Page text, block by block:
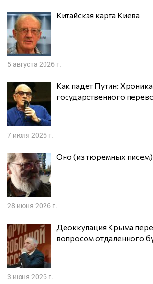
Китайская карта Киева
5 августа 2026 г.
Как падет Путин: Хроника успешного
государственного
7 июля 2026 г.
Оно (из тюремных писем)
28 июня 2026 г.
Деоккупация Крыма перестала быть
вопросом отдаленного
3 июня 2026 г.